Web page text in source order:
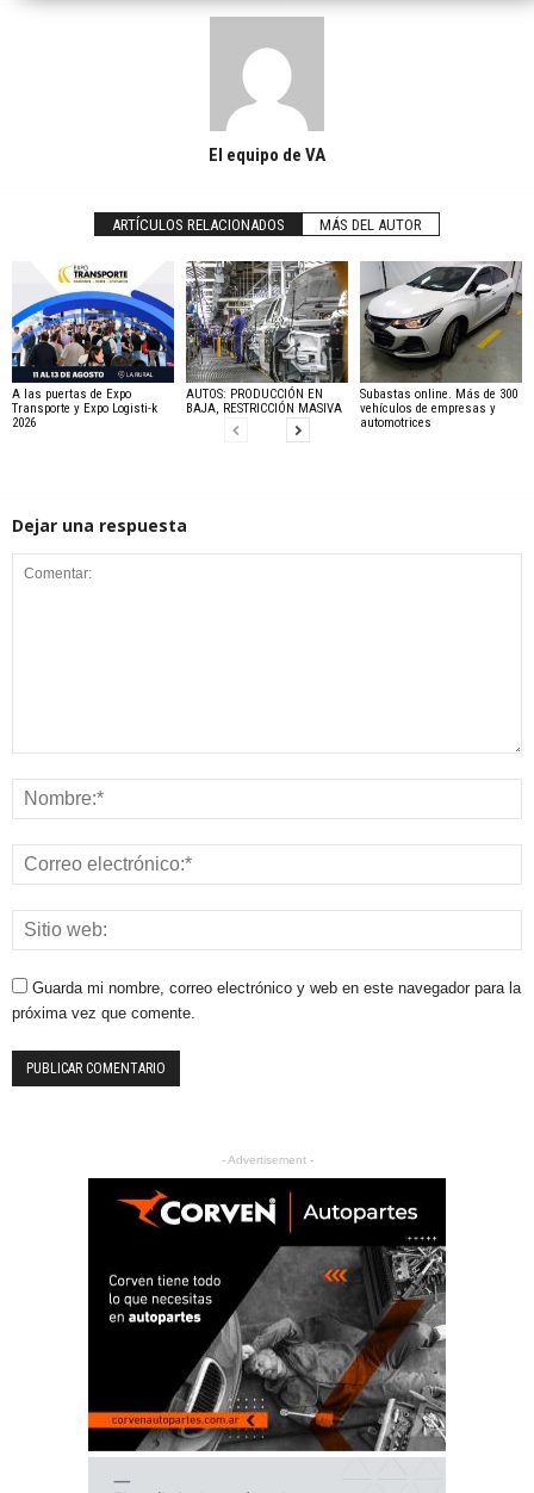
El equipo de VA
ARTÍCULOS RELACIONADOS MÁS DEL AUTOR
A las puertas de Expo
Transporte y Expo Logisti-k
2026
AUTOS: PRODUCCIÓN EN
BAJA, RESTRICCIÓN MASIVA
Subastas online. Más de 300
vehículos de empresas y
automotrices
Dejar una respuesta
Guarda mi nombre, correo electrónico y web en este navegador para la
próxima vez que comente.
- Advertisement -